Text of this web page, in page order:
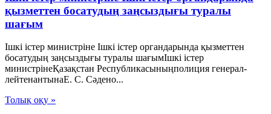
қызметтен босатудың заңсыздығы туралы
шағым
Ішкі істер министріне Ішкі істер органдарында қызметтен
босатудың заңсыздығы туралы шағымІшкі істер
министрінеҚазақстан Республикасыныңполиция генерал-
лейтенантынаЕ. С. Сәдено...
Толық оқу »